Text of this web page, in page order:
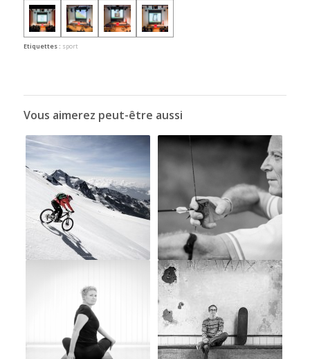
Etiquettes : sport
Vous aimerez peut-être aussi